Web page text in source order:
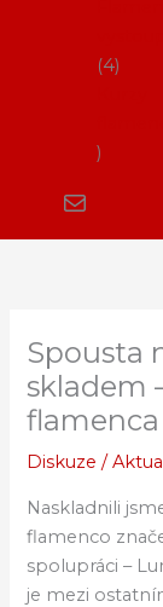
4
Spousta
skladem
flamenca
Diskuze /
Naskladnili
flamenco
spolupráci –
je mezi